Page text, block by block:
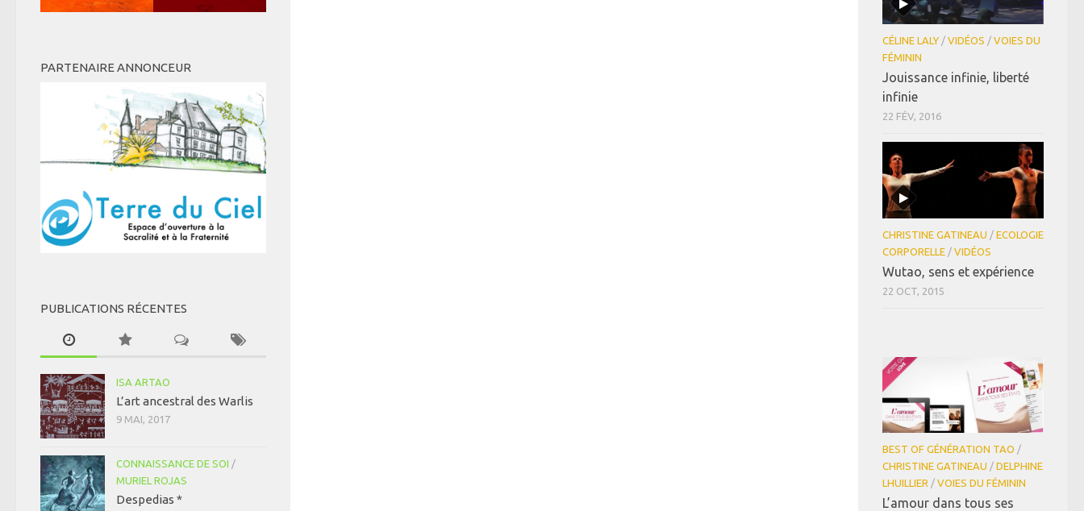
PARTENAIRE ANNONCEUR
PUBLICATIONS RÉCENTES
ISA ARTAO
L’art ancestral des Warlis
9 MAI, 2017
CONNAISSANCE DE SOI /
MURIEL ROJAS
Despedias *
CÉLINE LALY / VIDÉOS / VOIES DU
FÉMININ
Jouissance infinie, liberté
infinie
22 FÉV, 2016
CHRISTINE GATINEAU / ECOLOGIE
CORPORELLE / VIDÉOS
Wutao, sens et expérience
22 OCT, 2015
BEST OF GÉNÉRATION TAO /
CHRISTINE GATINEAU / DELPHINE
LHUILLIER / VOIES DU FÉMININ
L’amour dans tous ses